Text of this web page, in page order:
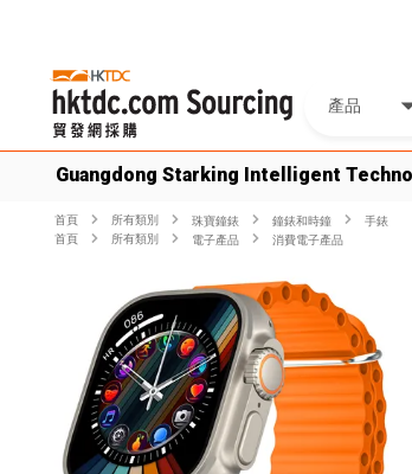
產品
Guangdong Starking Intelligent
首頁 所有類別 珠寶鐘錶 鐘錶和時鐘
手錶
首頁
所有類別 電子產品 消費電子產品